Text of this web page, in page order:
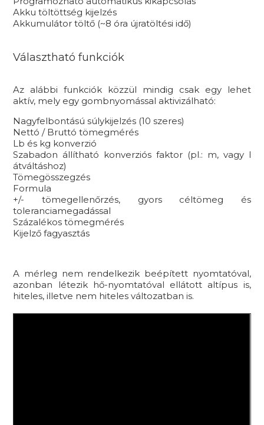
Akku töltöttség kijelzés
Akkumulátor töltő (~8 óra újratöltési idő)
Választható funkciók
Az alábbi funkciók közzül mindig csak egy lehet
aktív, mely egy gombnyomással aktivizálható:
Nagyfelbontású súlykijelzés (10 szeres)
Nettó / Bruttó tömegmérés
Lb és kg konverzió
Szabadon állítható konverziós faktor (pl.: m, vagy l
átváltáshoz)
Tömegösszegzés
Formula
+/- tömegellenőrzés, gyors céltömeg és
toleranciamegadással
Százalékos tömegmérés
Kijelző fagyasztás
A mérleg nem rendelkezik beépített nyomtatóval,
azonban létezik hő-nyomtatóval ellátott altípus is,
hiteles, illetve nem hiteles változatban is.